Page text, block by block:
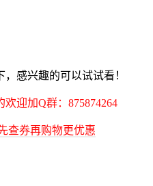
感兴趣的可以试试看！
迎加Q群：875874264
查券再购物更优惠